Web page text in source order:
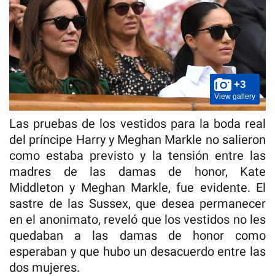
+3
View gallery
Las pruebas de los vestidos para la boda real
del príncipe Harry y Meghan Markle no salieron
como estaba previsto y la tensión entre las
madres de las damas de honor, Kate
Middleton y Meghan Markle, fue evidente. El
sastre de las Sussex, que desea permanecer
en el anonimato, reveló que los vestidos no les
quedaban a las damas de honor como
esperaban y que hubo un desacuerdo entre las
dos mujeres.